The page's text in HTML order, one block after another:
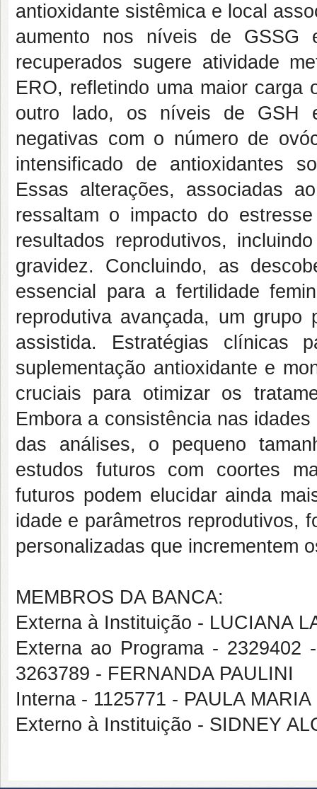
antioxidante sistêmica e local
aumento nos níveis de GSSG
recuperados sugere atividade
ERO, refletindo uma maior carga
outro lado, os níveis de GSH
negativas com o número de
intensificado de antioxidantes
Essas alterações, associadas
ressaltam o impacto do
resultados reprodutivos,
gravidez. Concluindo, as
essencial para a fertilidade
reprodutiva avançada, um grupo
assistida. Estratégias clínicas
suplementação antioxidante e
cruciais para otimizar os
Embora a consistência nas
das análises, o pequeno
estudos futuros com coortes
futuros podem elucidar ainda
idade e parâmetros reprodutivos,
personalizadas que incrementem
MEMBROS DA BANCA:
Externa à Instituição - LUCIANA
Externa ao Programa - 2329402
3263789 - FERNANDA PAULINI
Interna - 1125771 - PAULA
Externo à Instituição - SIDNEY